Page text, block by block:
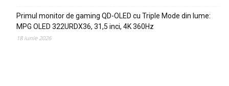
Primul monitor de gaming QD-OLED cu Triple Mode din lume:
MPG OLED 322URDX36, 31,5 inci, 4K 360Hz
18 iunie 2026